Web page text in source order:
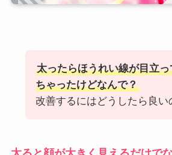
太ったらほうれい線が目立っ
ちゃったけどなんで？
改善するにはどうしたら良い